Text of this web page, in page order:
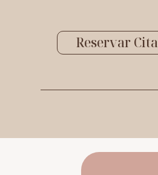
Reservar Cita